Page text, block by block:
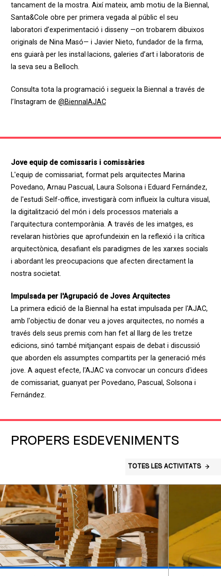
tancament de la mostra. Així mateix, amb motiu de la Biennal,
Santa&Cole obre per primera vegada al públic el seu
laboratori d’experimentació i disseny —on trobarem dibuixos
originals de Nina Masó— i Javier Nieto, fundador de la firma,
ens guiarà per les instal·lacions, galeries d’art i laboratoris de
la seva seu a Belloch.
Consulta tota la programació i segueix la Biennal a través de
l’Instagram de @BiennalAJAC
Jove equip de comissaris i comissàries
L'equip de comissariat, format pels arquitectes Marina
Povedano, Arnau Pascual, Laura Solsona i Eduard Fernández,
de l'estudi Self-office, investigarà com influeix la cultura visual,
la digitalització del món i dels processos materials a
l'arquitectura contemporània. A través de les imatges, es
revelaran històries que aprofundeixin en la reflexió i la crítica
arquitectònica, desafiant els paradigmes de les xarxes socials
i abordant les preocupacions que afecten directament la
nostra societat.
Impulsada per l'Agrupació de Joves Arquitectes
La primera edició de la Biennal ha estat impulsada per l'AJAC,
amb l'objectiu de donar veu a joves arquitectes, no només a
través dels seus premis com han fet al llarg de les tretze
edicions, sinó també mitjançant espais de debat i discussió
que aborden els assumptes compartits per la generació més
jove. A aquest efecte, l'AJAC va convocar un concurs d'idees
de comissariat, guanyat per Povedano, Pascual, Solsona i
Fernández.
PROPERS ESDEVENIMENTS
TOTES LES ACTIVITATS